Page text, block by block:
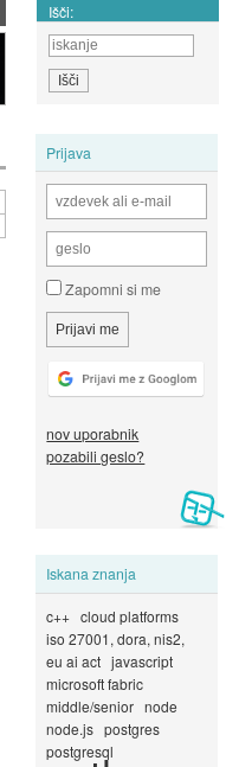
Išči:
Prijava
Zapomni si me
nov uporabnik
pozabili geslo?
Iskana znanja
c++ cloud platforms
iso 27001, dora, nis2,
eu ai act javascript
microsoft fabric
middle/senior node
node.js postgres
postgresql